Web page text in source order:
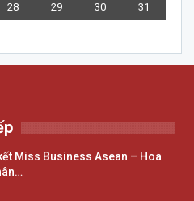
28 29 30
31
Miss Business Asean – Hoa